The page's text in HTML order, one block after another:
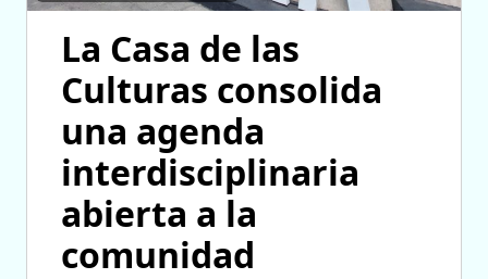
La Casa de las
Culturas consolida
una agenda
interdisciplinaria
abierta a la
comunidad